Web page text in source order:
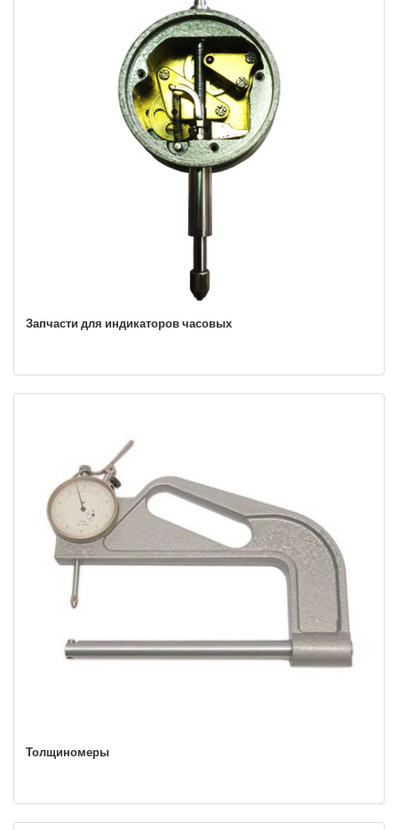
Запчасти для индикаторов часовых
Толщиномеры